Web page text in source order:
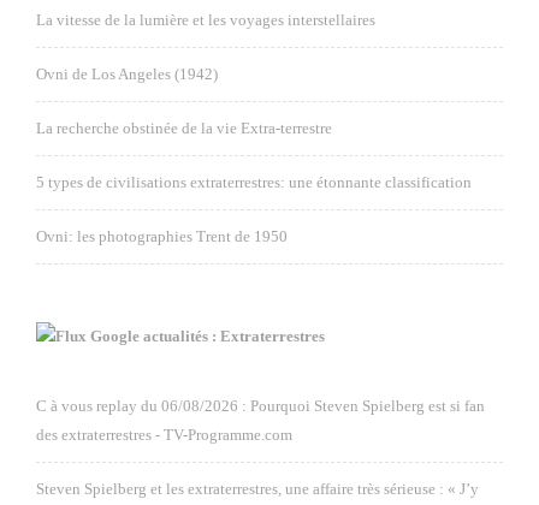
La vitesse de la lumière et les voyages interstellaires
Ovni de Los Angeles (1942)
La recherche obstinée de la vie Extra-terrestre
5 types de civilisations extraterrestres: une étonnante classification
Ovni: les photographies Trent de 1950
Google actualités : Extraterrestres
C à vous replay du 06/08/2026 : Pourquoi Steven Spielberg est si fan
des extraterrestres - TV-Programme.com
Steven Spielberg et les extraterrestres, une affaire très sérieuse : « J’y